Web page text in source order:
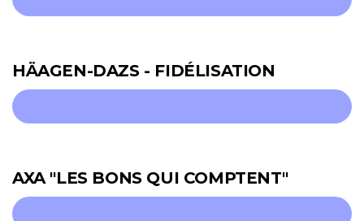
HÄAGEN-DAZS - FIDÉLISATION
AXA "LES BONS QUI COMPTENT"